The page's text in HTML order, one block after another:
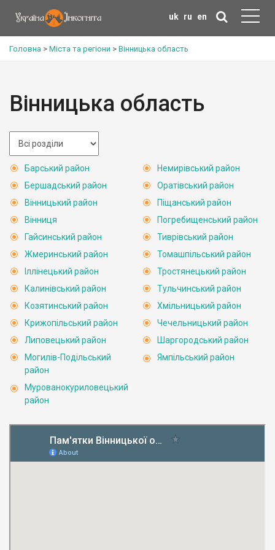
uk ru en
Головна > Міста та регіони > Вінницька область
Вінницька область
Барський район
Бершадський район
Вінницький район
Вінниця
Гайсинський район
Жмеринський район
Іллінецький район
Калинівський район
Козятинський район
Крижопільський район
Липовецький район
Могилів-Подільський
район
Мурованокуриловецький
район
Немирівський район
Оратівський район
Піщанський район
Погребищенський район
Тиврівський район
Томашпільський район
Тростянецький район
Тульчинський район
Хмільницький район
Чечельницький район
Шаргородський район
Ямпільський район